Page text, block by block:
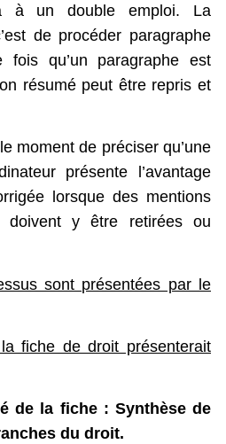
à un double emploi. La
de procéder paragraphe
fois qu’un paragraphe est
résumé peut être repris et
moment de préciser qu’une
présente l’avantage
lorsque des mentions
y être retirées ou
sont présentées par le
fiche de droit présenterait
de la fiche : Synthèse de
du droit.